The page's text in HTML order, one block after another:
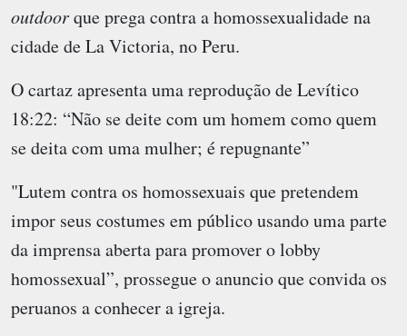
outdoorque prega contra a homossexualidade na
cidade de La Victoria, no Peru.
O cartaz apresenta uma reprodução de Levítico
18:22: “Não se deite com um homem como quem
se deita com uma mulher; é repugnante”
"Lutem contra os homossexuais que pretendem
impor seus costumes em público usando uma parte
da imprensa aberta para promover o lobby
homossexual”, prossegue o anuncio que convida os
peruanos a conhecer a igreja.